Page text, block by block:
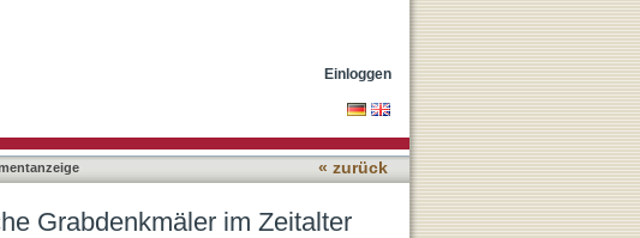
Einloggen
« zurück
Grabdenkmäler im Zeitalter